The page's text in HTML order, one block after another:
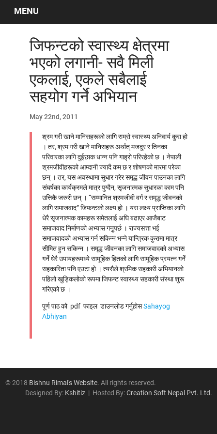
MENU
Labour And Politics
Miscellaneous
Occupational Safety
Politics
Social Security
Women/Gender
Archives by Month
नेपालीमा रचनाहरु
भिडियो~अडियो अन्तर्वार्ता
अन्ताराष्ट्रिय सन्दर्भ
औद्योगिक सम्बन्ध
क्षेत्रगत विषय
ट्रेड यूनियन र राजनीति
प्रेरणादायि व्यक्तित्व
महिला/लैङ्गिक विषय
विविध विषय
श्रम सम्बन्ध
समसामयिक विषय
जिफन्टको स्वास्थ्य क्षेत्रमा
भएको लगानी- सवै मिली
एकलाई, एकले सबैलाई
सहयोग गर्ने अभियान
May 22nd, 2011
श्रम गरी खाने मानिसहरूको लागि राम्रो स्वास्थ्य अनिवार्य कुरा हो
। तर, श्रम गरी खाने मानिसहरू अर्थात् मजदुर र तिनका
परिवारका लागि दुईछाक धान्न पनि गाह्रो परिरहेको छ । नेपाली
श्रमजीवीहरूको आम्दानी ज्यादै कम छ र शोषणको मारमा परेका
छन् । तर, यस अवस्थामा सुधार गरेर समृद्ध जीवन पाउनका लागि
संघर्षका कार्यक्रमले मात्र पुग्दैन, सृजनात्मक सुधारका काम पनि
उत्तिकै जरुरी छन् । “सम्मानित श्रमजीवी वर्ग र समृद्ध जीवनको
लागि समाजवाद” जिफन्टको लक्ष्य हो । यस लक्ष्य प्राप्तिका लागि
धेरै सृजनात्मक कामहरू समेतलाई अघि बढाएर आजैबाट
समाजवाद निर्माणको अभ्यास गनुृपर्छ । राज्यसत्ता भई
समाजवादको अभ्यास गर्न सकिन्न भन्ने यान्त्रिक कुरामा मात्र
सीमित हुन सकिन्न । समृद्ध जीवनका लागि समाजवादको अभ्यास
गर्ने धेरै उपायहरूमध्ये सामूहिक हितको लागि सामूहिक प्रयत्न गर्ने
सहकारिता पनि एउटा हो । त्यसैले श्रमिक सहकारी अभियानको
पहिलो खुड्किलोको रूपमा जिफन्ट स्वास्थ्य सहकारी संस्था शुरू
गरिएको छ ।
पूर्ण पाठ को pdf फाइल डाउनलोड गर्नुहोसSahayog
Abhiyan
© 2018 Bishnu Rimal's Website. All rights reserved.
Designed By: Kshitiz| Hosted By:Creation Soft Nepal Pvt. Ltd.